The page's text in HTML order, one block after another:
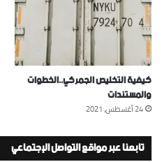
كيفية التخليص الجمركي..الخطوات
والمستندات
24 أغسطس، 2021
تابعنا عبر مواقع التواصل الإجتماعي